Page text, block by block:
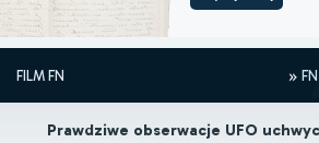
FILM FN
Prawdziwe obserwacje UFO